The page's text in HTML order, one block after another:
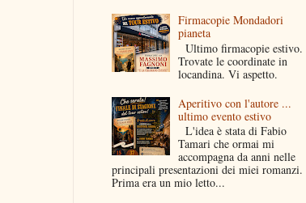
Firmacopie Mondadori
pianeta
Ultimo firmacopie estivo.
Trovate le coordinate in
locandina. Vi aspetto.
Aperitivo con l'autore ...
ultimo evento estivo
L'idea è stata di Fabio
Tamari che ormai mi
accompagna da anni nelle
principali presentazioni dei miei romanzi.
Prima era un mio letto...